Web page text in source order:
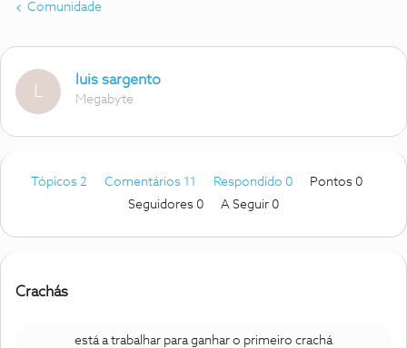
Comunidade
L
luis sargento
Megabyte
Tópicos 2 Comentários 11 Respondido 0
Pontos 0
Seguidores 0 A Seguir 0
Crachás
está a trabalhar para ganhar o primeiro crachá